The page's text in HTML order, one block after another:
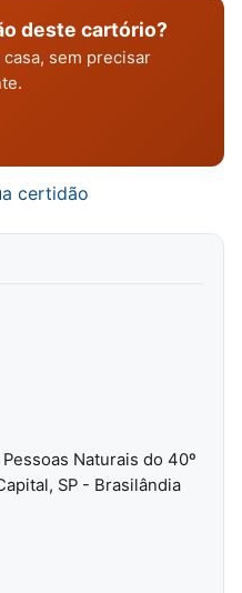
deste cartório?
sem precisar
Naturais do 40º
SP - Brasilândia